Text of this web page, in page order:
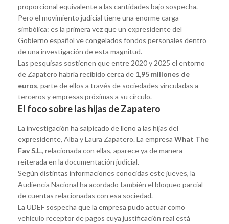
proporcional equivalente a las cantidades bajo sospecha.
Pero el movimiento judicial tiene una enorme carga
simbólica: es la primera vez que un expresidente del
Gobierno español ve congelados fondos personales dentro
de una investigación de esta magnitud.
Las pesquisas sostienen que entre 2020 y 2025 el entorno
de Zapatero habría recibido cerca de 1,95 millones de
euros, parte de ellos a través de sociedades vinculadas a
terceros y empresas próximas a su círculo.
El foco sobre las hijas de Zapatero
La investigación ha salpicado de lleno a las hijas del
expresidente, Alba y Laura Zapatero. La empresa What The
Fav S.L., relacionada con ellas, aparece ya de manera
reiterada en la documentación judicial.
Según distintas informaciones conocidas este jueves, la
Audiencia Nacional ha acordado también el bloqueo parcial
de cuentas relacionadas con esa sociedad.
La UDEF sospecha que la empresa pudo actuar como
vehículo receptor de pagos cuya justificación real está